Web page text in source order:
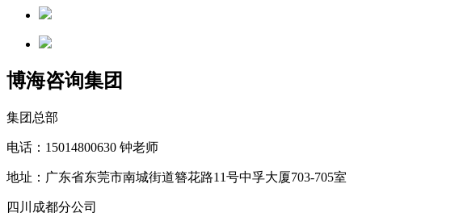
博海咨询集团
集团总部
电话：15014800630 钟老师
地址：广东省东莞市南城街道簪花路11号中孚大厦703-705室
四川成都分公司